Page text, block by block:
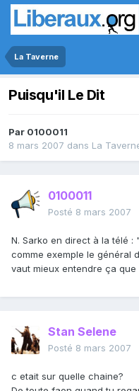
La Taverne
Puisqu'il Le Dit
Par 0100011
8 mars 2007 dans La
0100011
Posté 8 mars 2007
N. Sarko en direct à la télé :
comme exemple le général
vaut mieux entendre ça
Stan Selene
Posté 8 mars 2007
c etait sur quelle chaine?